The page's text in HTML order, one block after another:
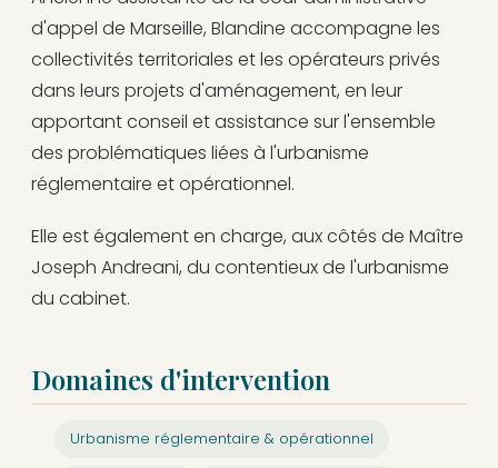
d'appel de Marseille, Blandine accompagne les
collectivités territoriales et les opérateurs privés
dans leurs projets d'aménagement, en leur
apportant conseil et assistance sur l'ensemble
des problématiques liées à l'urbanisme
réglementaire et opérationnel.
Elle est également en charge, aux côtés de Maître
Joseph Andreani, du contentieux de l'urbanisme
du cabinet.
Domaines d'intervention
Urbanisme réglementaire & opérationnel